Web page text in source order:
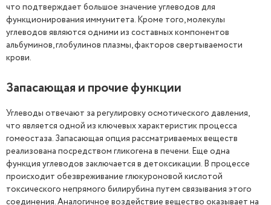
что подтверждает большое значение углеводов для
функционирования иммунитета. Кроме того, молекулы
углеводов являются одними из составных компонентов
альбуминов, глобулинов плазмы, факторов свертываемости
крови.
Запасающая и прочие функции
Углеводы отвечают за регулировку осмотического давления,
что является одной из ключевых характеристик процесса
гомеостаза. Запасающая опция рассматриваемых веществ
реализована посредством гликогена в печени. Еще одна
функция углеводов заключается в детоксикации. В процессе
происходит обезвреживание глюкуроновой кислотой
токсического непрямого билирубина путем связывания этого
соединения. Аналогичное воздействие вещество оказывает на